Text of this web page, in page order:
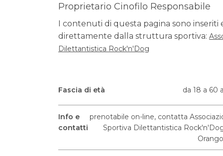
Proprietario Cinofilo Responsabile
I contenuti di questa pagina sono inseriti
direttamente dalla struttura sportiva:
Dilettantistica Rock'n'Dog
Fascia di età da 18 a 60
Info e
contatti
prenotabile on-line, contatta
Sportiva Dilettantistica